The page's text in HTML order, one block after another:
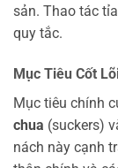
sản. Thao tác
quy tắc.
Mục Tiêu Cốt
Mục tiêu chính
chua (suckers)
nách này cạnh